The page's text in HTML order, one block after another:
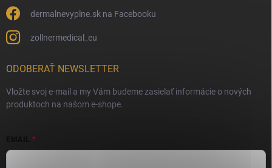
dermalnevyplne.sk na Facebooku
zollnermedical_eu
ODOBERAŤ NEWSLETTER
Vložte svoj e-mail a my Vám budeme zasielať informácie o nových
produktoch na našom e-shope.